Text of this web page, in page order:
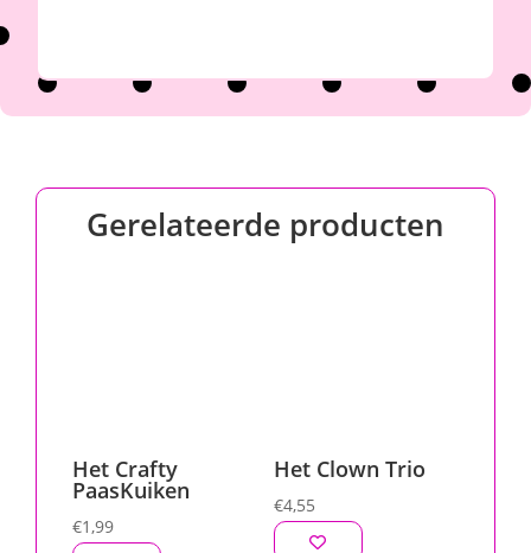
Gerelateerde producten
Het Crafty
PaasKuiken
€1,99
Het Clown Trio
€4,55